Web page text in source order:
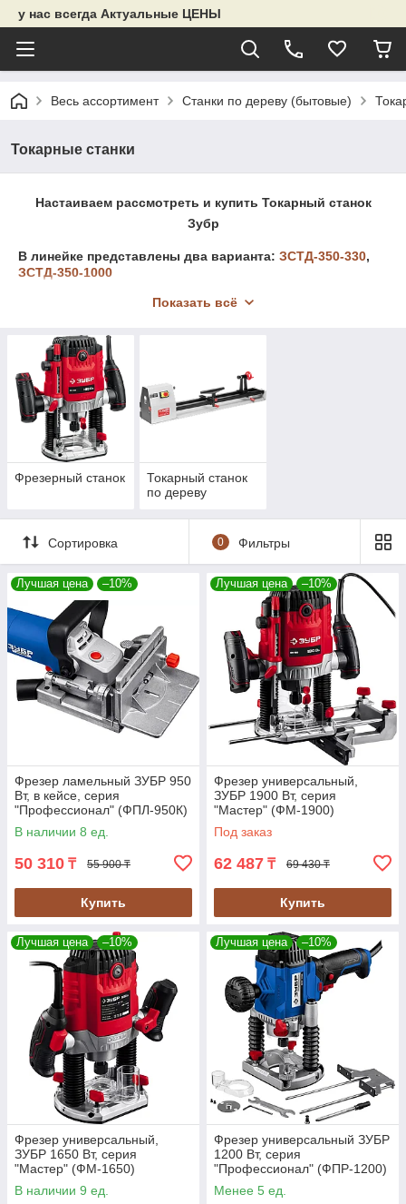
у нас всегда Актуальные ЦЕНЫ
Весь ассортимент Станки по дереву (бытовые)
Токарные станки
Настаиваем рассмотреть и купить Токарный станок
Зубр
В линейке представлены два варианта: ЗСТД-350-330,
ЗСТД-350-1000
Оба токарных станка имеют свои преимущества. Основные
1.ЗСТД-350-1000: имеет длинную станину в 1000мм,
предназначен работать с длинными заготовками.
2.ЗСТД-350-330 : имеет длину станины всего 330мм, но у
него усиленный корпус, электронная регулировка скоростей,
все это позволяет работать с маленькими, но очень
прочными заготовкам.
На все станки Зубр
Показать всё
Фрезерный станок
Токарный станок
по дереву
Сортировка 0 Фильтры
Лучшая цена –10%
Фрезер ламельный ЗУБР 950
Вт, в кейсе, серия
"Профессионал" (ФПЛ-950К)
В наличии 8 ед.
50 310 ₸ 55 900 ₸
Купить
Лучшая цена –10%
Фрезер универсальный,
ЗУБР 1900 Вт, серия
"Мастер" (ФМ-1900)
Под заказ
62 487 ₸ 69 430 ₸
Купить
Лучшая цена –10%
Фрезер универсальный,
ЗУБР 1650 Вт, серия
"Мастер" (ФМ-1650)
В наличии 9 ед.
Лучшая цена –10%
Фрезер универсальный ЗУБР
1200 Вт, серия
"Профессионал" (ФПР-1200)
Менее 5 ед.